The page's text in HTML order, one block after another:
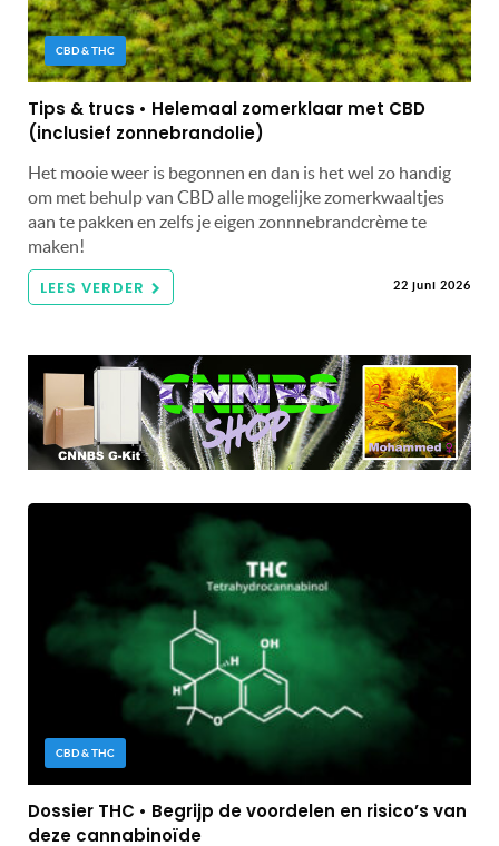
CBD & THC
Tips & trucs • Helemaal zomerklaar met CBD
(inclusief zonnebrandolie)
Het mooie weer is begonnen en dan is het wel zo handig
om met behulp van CBD alle mogelijke zomerkwaaltjes
aan te pakken en zelfs je eigen zonnnebrandcrème te
maken!
LEES VERDER 22 juni 2026
CBD & THC
Dossier THC • Begrijp de voordelen en risico’s van
deze cannabinoïde